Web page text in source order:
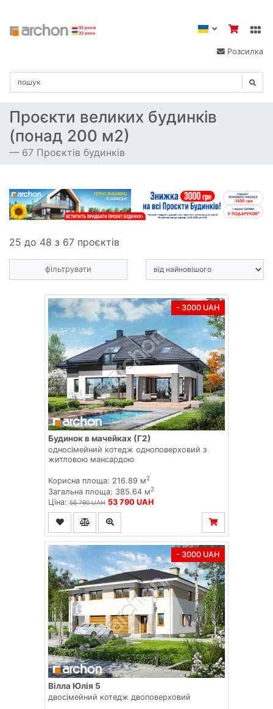
Розсилка
Проєкти великих будинків
(понад 200 м2)
67 Проєктів будинків
25 до 48 з 67 проєктів
фільтрувати
- 3000 UAH
Будинок в мачейках (Г2)
односімейний котедж одноповерховий з
житловою мансардою
Корисна площа: 216.89 м2
Загальна площа: 385.64 м2
Ціна: 56 790 UAH 53 790 UAH
- 3000 UAH
Вілла Юлія 5
двосімейний котедж двоповерховий